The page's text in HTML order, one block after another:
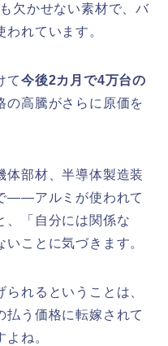
欠かせない素材で、バ
れています。
て今後2カ月で4万台の
の高騰がさらに原価を
体部材、半導体製造装
——アルミが使われて
、「自分には関係な
ことに気づきます。
れるということは、
払う価格に転嫁されて
ね。